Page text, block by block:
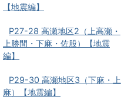
【地震編】
P27-28 高瀬地区2（上高瀬・
上勝間・下麻・佐股）【地震
編】
P29-30 高瀬地区3（下麻・上
麻）【地震編】